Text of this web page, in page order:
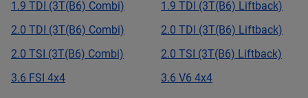
1.9 TDI (3T(B6) Combi)
1.9 TDI (3T(B6) Liftback)
2.0 TDI (3T(B6) Combi)
2.0 TDI (3T(B6) Liftback)
2.0 TSI (3T(B6) Combi)
2.0 TSI (3T(B6) Liftback)
3.6 FSI 4x4
3.6 V6 4x4